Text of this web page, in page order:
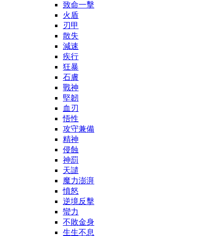
致命一擊
火盾
刃甲
散失
減速
疾行
狂暴
石膚
戰神
堅韌
血刃
悟性
攻守兼備
精神
侵蝕
神罰
天譴
魔力澎湃
憤怒
逆境反擊
蠻力
不敗金身
生生不息